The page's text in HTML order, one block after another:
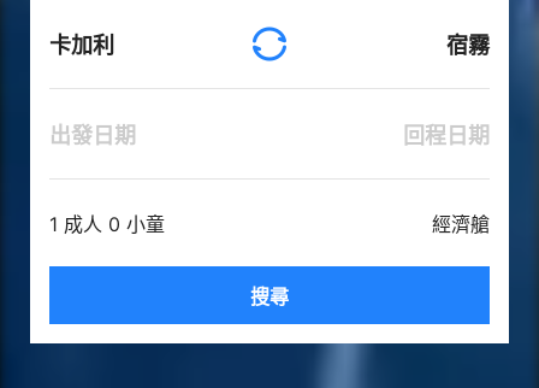
卡加利 宿霧
出發日期 回程日期
1 成人 0 小童 經濟艙
搜尋